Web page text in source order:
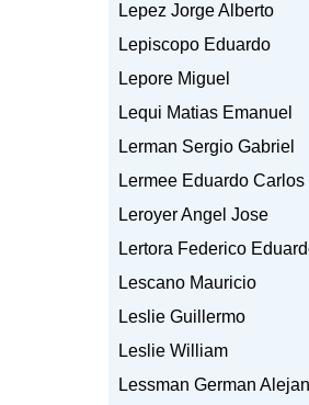
Lepez Jorge Alberto
Lepiscopo Eduardo
Lepore Miguel
Lequi Matias Emanuel
Lerman Sergio Gabriel
Lermee Eduardo Carlos
Leroyer Angel Jose
Lertora Federico
Lescano Mauricio
Leslie Guillermo
Leslie William
Lessman German